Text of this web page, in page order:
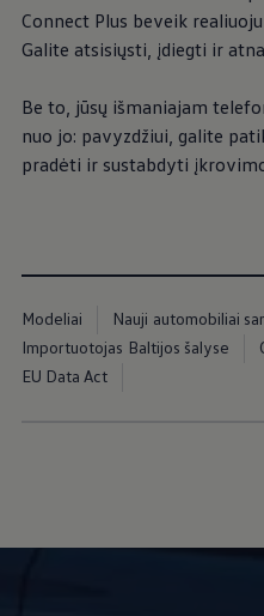
jūsų Volkswagen
degimo variklį turinčių
instrukcija
Connect Plus beveik
Galite atsisiųsti, įdiegti ir
Be to, jūsų išmaniajam
nuo jo: pavyzdžiui, galite
pradėti ir sustabdyti
Modeliai Nauji automobiliai
Importuotojas Baltijos šalyse
EU Data Act